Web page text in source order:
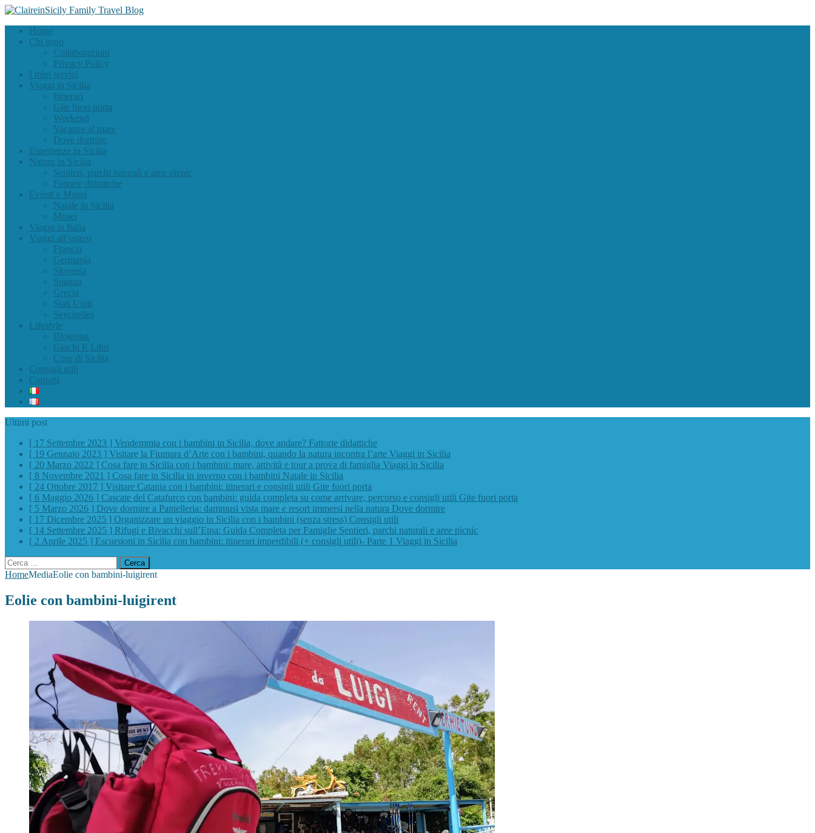
Home
Chi sono
Collaborazioni
Privacy Policy
I miei servizi
Viaggi in Sicilia
Itinerari
Gite fuori porta
Weekend
Vacanze al mare
Dove dormire
Esperienze in Sicilia
Natura in Sicilia
Sentieri, parchi naturali e aree picnic
Fattorie didattiche
Eventi e Musei
Natale in Sicilia
Musei
Viaggi in Italia
Viaggi all’estero
Francia
Germania
Slovenia
Spagna
Grecia
Stati Uniti
Seychelles
Lifestyle
Blogging
Giochi E Libri
Cose di Sicilia
Consigli utili
Contatti
Ultimi post
[ 17 Settembre 2023 ] Vendemmia con i bambini in Sicilia, dove andare? Fattorie didattiche
[ 19 Gennaio 2023 ] Visitare la Fiumara d’Arte con i bambini, quando la natura incontra l’arte Viaggi in Sicilia
[ 20 Marzo 2022 ] Cosa fare in Sicilia con i bambini: mare, attività e tour a prova di famiglia Viaggi in Sicilia
[ 8 Novembre 2021 ] Cosa fare in Sicilia in inverno con i bambini Natale in Sicilia
[ 24 Ottobre 2017 ] Visitare Catania con i bambini: itinerari e consigli utili Gite fuori porta
[ 6 Maggio 2026 ] Cascate del Catafurco con bambini: guida completa su come arrivare, percorso e consigli utili Gite fuori porta
[ 5 Marzo 2026 ] Dove dormire a Pantelleria: dammusi vista mare e resort immersi nella natura Dove dormire
[ 17 Dicembre 2025 ] Organizzare un viaggio in Sicilia con i bambini (senza stress) Consigli utili
[ 14 Settembre 2025 ] Rifugi e Bivacchi sull’Etna: Guida Completa per Famiglie Sentieri, parchi naturali e aree picnic
[ 2 Aprile 2025 ] Escursioni in Sicilia con bambini: itinerari imperdibili (+ consigli utili)- Parte 1 Viaggi in Sicilia
Ricerca
per:
HomeMediaEolie con bambini-luigirent
Eolie con bambini-luigirent